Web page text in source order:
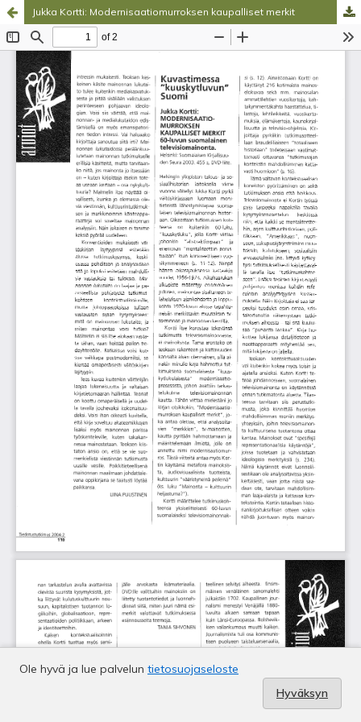
Jukka Kortti: Modernisaatiomurroksen kaupalliset merkit
Ole hyvä ja lue palvelun tietosuojaseloste
Hyväksyn
Palvelua ylläpitää Tieteellisten seurain valtuuskunta